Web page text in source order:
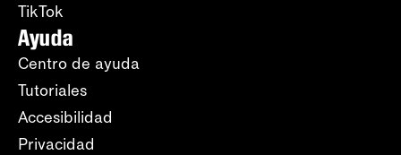
TikTok
Ayuda
Centro de ayuda
Tutoriales
Accesibilidad
Privacidad